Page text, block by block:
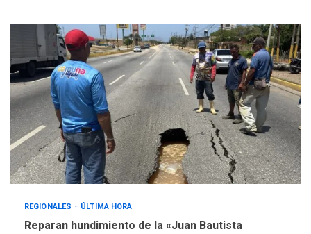
REGIONALES ÚLTIMA HORA
Reparan hundimiento de la «Juan Bautista